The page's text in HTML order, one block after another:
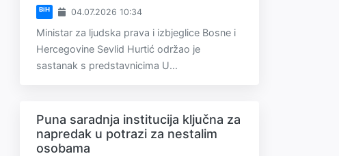
BiH 04.07.2026 10:34
Ministar za ljudska prava i izbjeglice Bosne i
Hercegovine Sevlid Hurtić održao je
sastanak s predstavnicima U...
Puna saradnja institucija ključna za
napredak u potrazi za nestalim
osobama